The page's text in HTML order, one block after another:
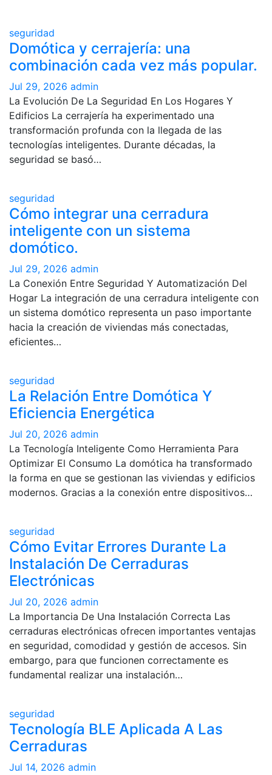
seguridad
Domótica y cerrajería: una
combinación cada vez más popular.
Jul 29, 2026 admin
La Evolución De La Seguridad En Los Hogares Y
Edificios La cerrajería ha experimentado una
transformación profunda con la llegada de las
tecnologías inteligentes. Durante décadas, la
seguridad se basó…
seguridad
Cómo integrar una cerradura
inteligente con un sistema
domótico.
Jul 29, 2026 admin
La Conexión Entre Seguridad Y Automatización Del
Hogar La integración de una cerradura inteligente con
un sistema domótico representa un paso importante
hacia la creación de viviendas más conectadas,
eficientes…
seguridad
La Relación Entre Domótica Y
Eficiencia Energética
Jul 20, 2026 admin
La Tecnología Inteligente Como Herramienta Para
Optimizar El Consumo La domótica ha transformado
la forma en que se gestionan las viviendas y edificios
modernos. Gracias a la conexión entre dispositivos…
seguridad
Cómo Evitar Errores Durante La
Instalación De Cerraduras
Electrónicas
Jul 20, 2026 admin
La Importancia De Una Instalación Correcta Las
cerraduras electrónicas ofrecen importantes ventajas
en seguridad, comodidad y gestión de accesos. Sin
embargo, para que funcionen correctamente es
fundamental realizar una instalación…
seguridad
Tecnología BLE Aplicada A Las
Cerraduras
Jul 14, 2026 admin